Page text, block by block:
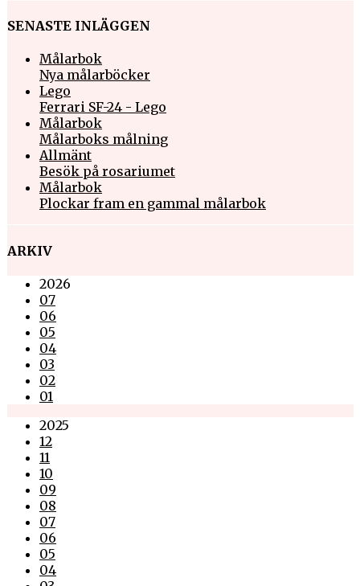
SENASTE INLÄGGEN
Målarbok
Nya målarböcker
Lego
Ferrari SF-24 - Lego
Målarbok
Målarboks målning
Allmänt
Besök på rosariumet
Målarbok
Plockar fram en gammal målarbok
ARKIV
2026
07
06
05
04
03
02
01
2025
12
11
10
09
08
07
06
05
04